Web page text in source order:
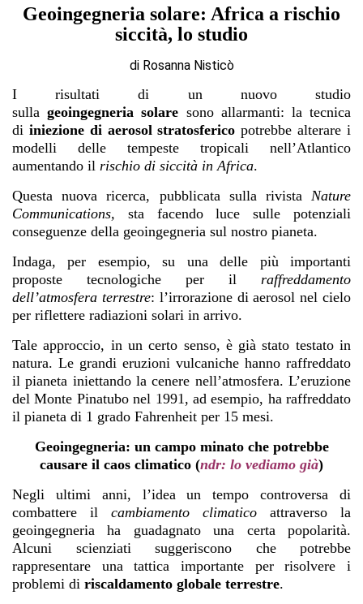
Geoingegneria solare: Africa a rischio
siccità, lo studio
di Rosanna Nisticò
I risultati di un nuovo studio
sullageoingegneria solare sono allarmanti: la tecnica
di iniezione di aerosol stratosfericopotrebbe alterare i
modelli delle tempeste tropicali nell’Atlantico
aumentando il rischio di siccità in Africa.
Questa nuova ricerca, pubblicata sulla rivista Nature
Communications, sta facendo luce sulle potenziali
conseguenze della geoingegneria sul nostro pianeta.
Indaga, per esempio, su una delle più importanti
proposte tecnologiche per il raffreddamento
dell’atmosfera terrestre: l’irrorazione di aerosol nel cielo
per riflettere radiazioni solari in arrivo.
Tale approccio, in un certo senso, è già stato testato in
natura. Le grandi eruzioni vulcaniche hanno raffreddato
il pianeta iniettando la cenere nell’atmosfera. L’eruzione
del Monte Pinatubo nel 1991, ad esempio, ha raffreddato
il pianeta di 1 grado Fahrenheit per 15 mesi.
Geoingegneria: un campo minato che potrebbe
causare il caos climatico (ndr: lo vediamo già)
Negli ultimi anni, l’idea un tempo controversa di
combattere il cambiamento climatico attraverso la
geoingegneria ha guadagnato una certa popolarità.
Alcuni scienziati suggeriscono che potrebbe
rappresentare una tattica importante per risolvere i
problemi di riscaldamento globale terrestre.